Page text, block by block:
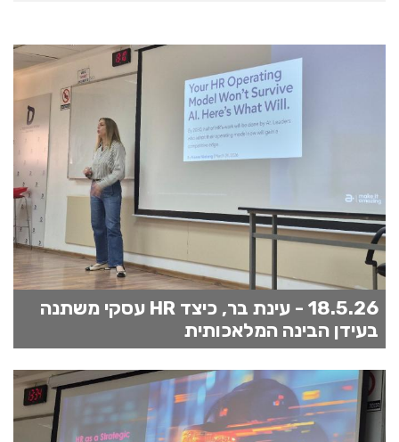
18.5.26 - עינת בר, כיצד HR עסקי משתנה
בעידן הבינה המלאכותית